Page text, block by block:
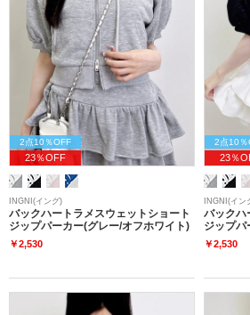
2点10％OFF
23％OFF
INGNI(イング)
バックハートラメスウェットショート
ジップパーカー(グレー/オフホワイト)
￥2,530
2点10％
23％
INGNI(イン
バックハ
ジップパ
￥2,530